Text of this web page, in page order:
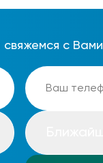
с Вами